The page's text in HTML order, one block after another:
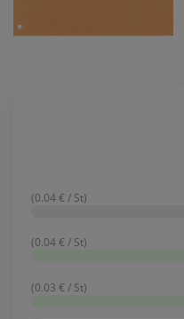
(0.04 € / St)
(0.04 € / St)
(0.03 € / St)